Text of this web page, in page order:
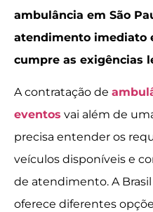
ambulância em São
atendimento imediato
cumpre as exigências
A contratação de
eventos vai além de
precisa entender os
veículos disponíveis e
de atendimento. A
oferece diferentes